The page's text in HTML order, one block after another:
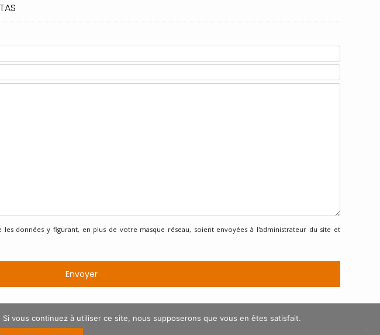
données y figurant, en plus de votre masque réseau, soient envoyées à l'administrateur du site et
vous continuez à utiliser ce site, nous supposerons que vous en êtes satisfait.